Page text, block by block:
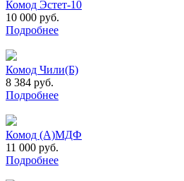
Комод Эстет-10
10 000 руб.
Подробнее
Комод Чили(Б)
8 384 руб.
Подробнее
Комод (А)МДФ
11 000 руб.
Подробнее